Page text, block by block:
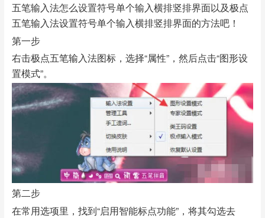
五笔输入法怎么设置符号单个输入横排竖排界面以及极点
五笔输入法设置符号单个输入横排竖排界面的方法吧！
第一步
右击极点五笔输入法图标，选择“属性”，然后点击“图形设
置模式”。
第二步
在常用选项里，找到“启用智能标点功能”，将其勾选去